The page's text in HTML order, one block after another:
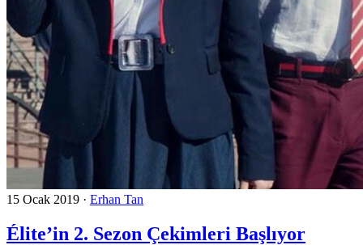
15 Ocak 2019 · Erhan Tan
Élite’in 2. Sezon Çekimleri Başlıyor